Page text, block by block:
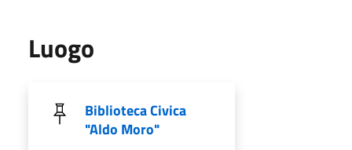
Luogo
Biblioteca Civica
"Aldo Moro"